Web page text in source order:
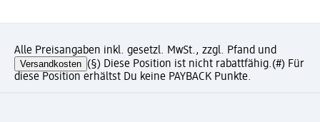
Alle Preisangaben inkl. gesetzl. MwSt., zzgl. Pfand und
Versandkosten (§) Diese Position ist nicht rabattfähig.(#) Für
diese Position erhältst Du keine PAYBACK Punkte.